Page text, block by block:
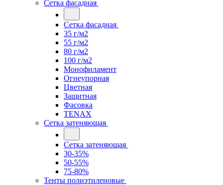
Сетка фасадная
Сетка фасадная
35 г/м2
55 г/м2
80 г/м2
100 г/м2
Монофиламент
Огнеупорная
Цветная
Защитная
Фасовка
TENAX
Сетка затеняющая
Сетка затеняющая
30-35%
50-55%
75-80%
Тенты полиэтиленовые